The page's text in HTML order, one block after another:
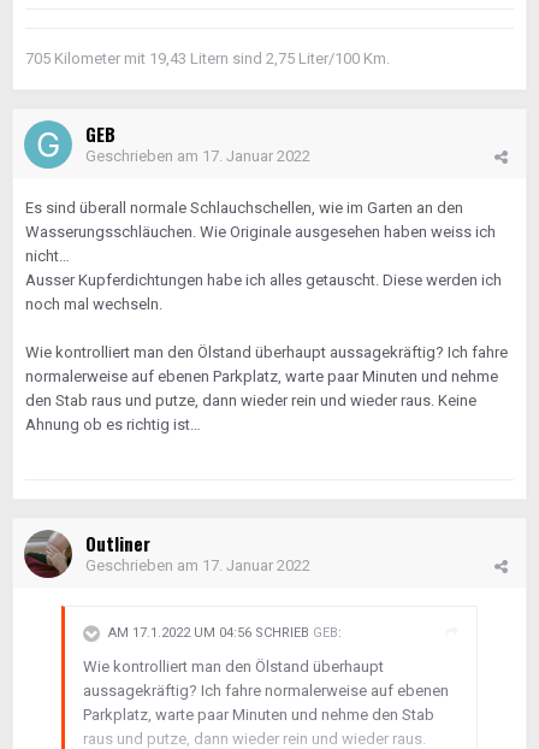
705 Kilometer mit 19,43 Litern sind 2,75 Liter/100 Km.
GEB
Geschrieben am 17. Januar 2022
Es sind überall normale Schlauchschellen, wie im Garten an den
Wasserungsschläuchen. Wie Originale ausgesehen haben weiss ich
nicht…
Ausser Kupferdichtungen habe ich alles getauscht. Diese werden ich
noch mal wechseln.
Wie kontrolliert man den Ölstand überhaupt aussagekräftig? Ich fahre
normalerweise auf ebenen Parkplatz, warte paar Minuten und nehme
den Stab raus und putze, dann wieder rein und wieder raus. Keine
Ahnung ob es richtig ist…
Outliner
Geschrieben am 17. Januar 2022
AM 17.1.2022 UM 04:56 SCHRIEB GEB:
Wie kontrolliert man den Ölstand überhaupt
aussagekräftig? Ich fahre normalerweise auf ebenen
Parkplatz, warte paar Minuten und nehme den Stab
raus und putze, dann wieder rein und wieder raus.